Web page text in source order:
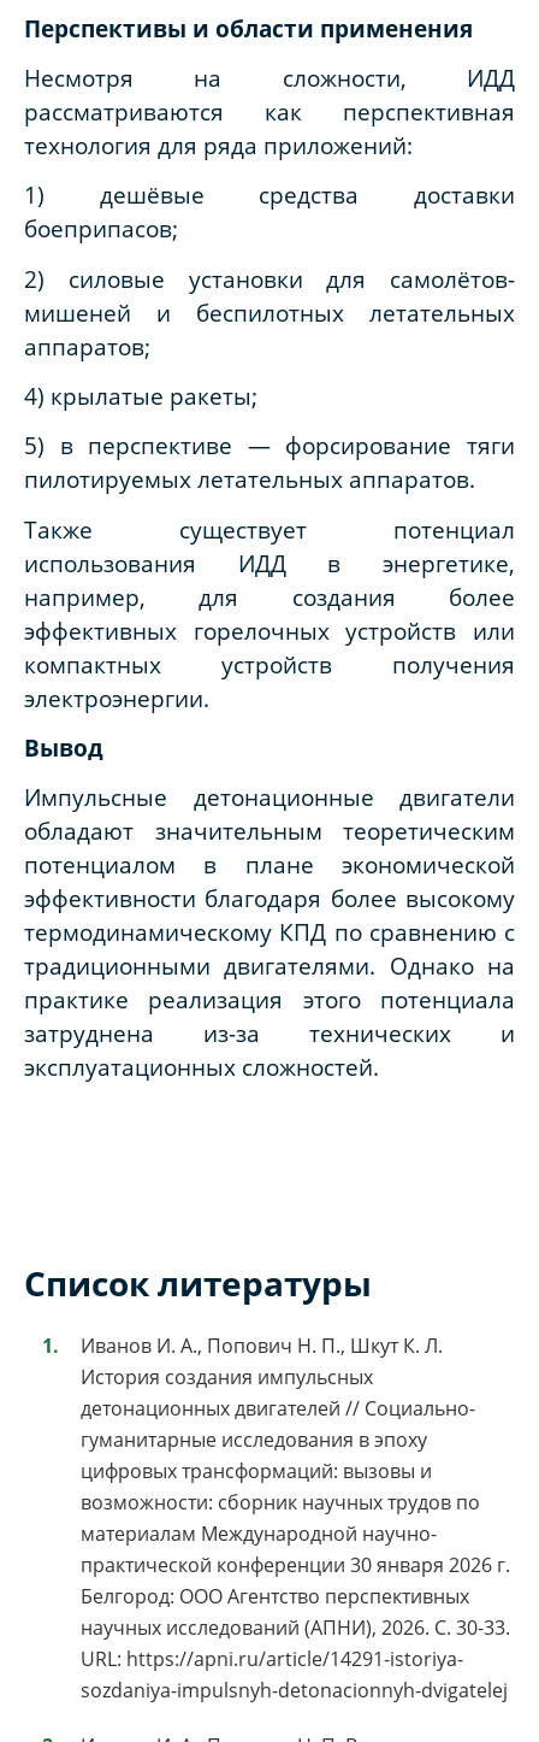
Перспективы и области применения
Несмотря на сложности, ИДД
рассматриваются как перспективная
технология для ряда приложений:
1) дешёвые средства доставки
боеприпасов;
2) силовые установки для самолётов-
мишеней и беспилотных летательных
аппаратов;
4) крылатые ракеты;
5) в перспективе — форсирование тяги
пилотируемых летательных аппаратов.
Также существует потенциал
использования ИДД в энергетике,
например, для создания более
эффективных горелочных устройств или
компактных устройств получения
электроэнергии.
Вывод
Импульсные детонационные двигатели
обладают значительным теоретическим
потенциалом в плане экономической
эффективности благодаря более высокому
термодинамическому КПД по сравнению с
традиционными двигателями. Однако на
практике реализация этого потенциала
затруднена из-за технических и
эксплуатационных сложностей.
Список литературы
Иванов И. А., Попович Н. П., Шкут К. Л.
История создания импульсных
детонационных двигателей // Социально-
гуманитарные исследования в эпоху
цифровых трансформаций: вызовы и
возможности: сборник научных трудов по
материалам Международной научно-
практической конференции 30 января 2026 г.
Белгород: ООО Агентство перспективных
научных исследований (АПНИ), 2026. С. 30-33.
URL: https://apni.ru/article/14291-istoriya-
sozdaniya-impulsnyh-detonacionnyh-dvigatelej